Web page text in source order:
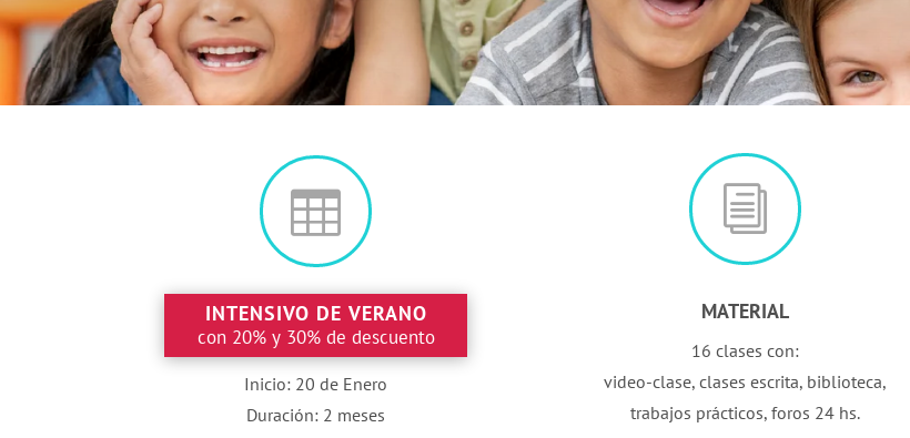

INTENSIVO DE VERANO
con 20% y 30% de descuento
Inicio: 20 de Enero
Duración: 2 meses
i
MATERIAL
16 clases con:
video-clase, clases escrita, biblioteca,
trabajos prácticos, foros 24 hs.